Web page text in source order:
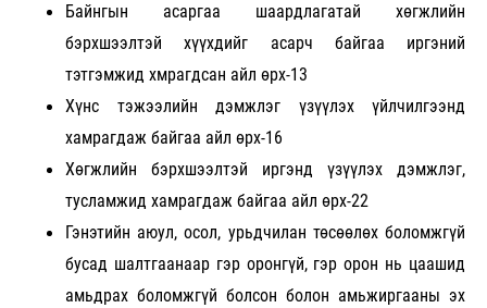
Байнгын асаргаа шаардлагатай хөгжлийн
бэрхшээлтэй хүүхдийг асарч байгаа иргэний
тэтгэмжид хмрагдсан айл өрх-13
Хүнс тэжээлийн дэмжлэг үзүүлэх үйлчилгээнд
хамрагдаж байгаа айл өрх-16
Хөгжлийн бэрхшээлтэй иргэнд үзүүлэх дэмжлэг,
тусламжид хамрагдаж байгаа айл өрх-22
Гэнэтийн аюул, осол, урьдчилан төсөөлөх боломжгүй
бусад шалтгаанаар гэр оронгүй, гэр орон нь цаашид
амьдрах боломжгүй болсон болон амьжиргааны эх